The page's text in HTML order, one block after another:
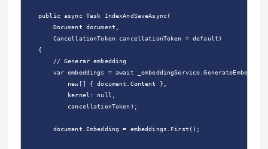
    public async Task IndexAndSaveAsync(
        Document document,
        CancellationToken cancellationToken = default)
    {
        // Generar embedding
var embeddings = await
            new[] { document.Content },
            kernel: null,
            cancellationToken);
        document.Embedding = embeddings.First();